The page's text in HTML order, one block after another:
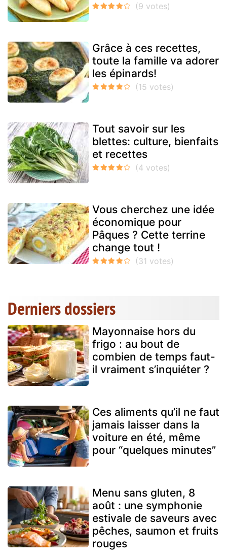
Grâce à ces recettes,
toute la famille va adorer
les épinards!
Tout savoir sur les
blettes: culture, bienfaits
et recettes
Vous cherchez une idée
économique pour
Pâques ? Cette terrine
change tout !
Derniers dossiers
Mayonnaise hors du
frigo : au bout de
combien de temps faut-
il vraiment s’inquiéter ?
Ces aliments qu’il ne faut
jamais laisser dans la
voiture en été, même
pour “quelques minutes”
Menu sans gluten, 8
août : une symphonie
estivale de saveurs avec
pêches, saumon et fruits
rouges